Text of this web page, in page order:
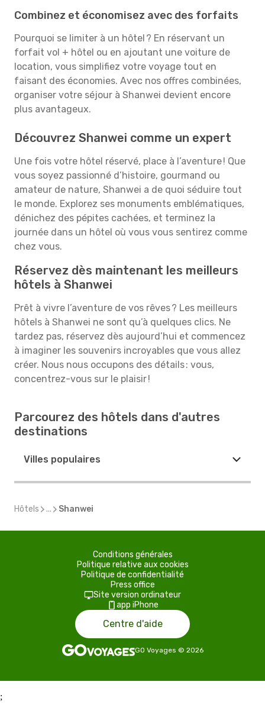
Combinez et économisez avec des forfaits
Pourquoi se limiter à un hôtel ? En réservant un
forfait vol + hôtel ou en ajoutant une voiture de
location, vous simplifiez votre voyage tout en
faisant des économies. Avec nos offres combinées,
organiser votre séjour à Shanwei devient encore
plus avantageux.
Découvrez Shanwei comme un expert
Une fois votre hôtel réservé, place à l’aventure ! Que
vous soyez passionné d’histoire, gourmand ou
amateur de nature, Shanwei a de quoi séduire tout
le monde. Explorez ses monuments emblématiques,
dénichez des pépites cachées, et terminez la
journée dans un hôtel où vous vous sentirez comme
chez vous.
Réservez dès maintenant les meilleurs
hôtels à Shanwei
Prêt à vivre l’aventure de vos rêves ? Les meilleurs
hôtels à Shanwei ne sont qu’à quelques clics. Ne
tardez pas, réservez dès aujourd’hui et commencez
à imaginer les souvenirs incroyables que vous allez
créer. Nous nous occupons des détails : vous,
concentrez-vous sur le plaisir !
Parcourez des hôtels dans d'autres
destinations
Villes populaires
Hôtels ... Shanwei
Conditions générales
Politique relative aux cookies
Politique de confidentialité
Press office
Site version ordinateur
app iPhone
Centre d'aide
GO Voyages © 2026
;